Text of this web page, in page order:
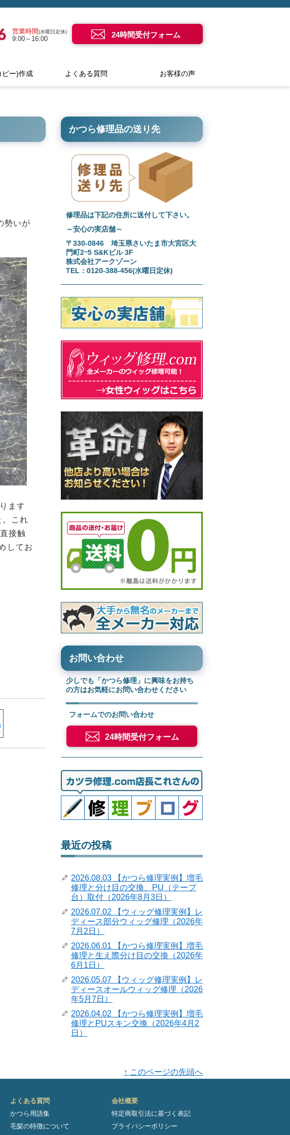
営業時間(水曜日定休)
9:00～16:00 24時間受付フォーム
ピー)作成 よくある質問 お客様の声
勢いが
ます
これ
接触
してお
かつら修理品の送り先
修理品は下記の住所に送付して下さい。
～安心の実店舗～
〒330-0846 埼玉県さいたま市大宮区大
門町2ｰ5 S&Kビル 3F
株式会社アークゾーン
TEL：0120-388-456(水曜日定休)
お問い合わせ
少しでも「かつら修理」に興味をお持ち
の方はお気軽にお問い合わせください
フォームでのお問い合わせ
24時間受付フォーム
最近の投稿
2026.08.03 【かつら修理実例】増毛
修理と分け目の交換、PU（テープ
台）取付（2026年8月3日）
2026.07.02 【ウィッグ修理実例】レ
ディース部分ウィッグ修理（2026年
7月2日）
2026.06.01 【かつら修理実例】増毛
修理と生え際分け目の交換（2026年
6月1日）
2026.05.07 【ウィッグ修理実例】レ
ディースオールウィッグ修理（2026
年5月7日）
2026.04.02 【かつら修理実例】増毛
修理とPUスキン交換（2026年4月2
日）
↑ このページの先頭へ
よくある質問
かつら用語集
毛髪の特徴について
会社概要
特定商取引法に基づく表記
プライバシーポリシー